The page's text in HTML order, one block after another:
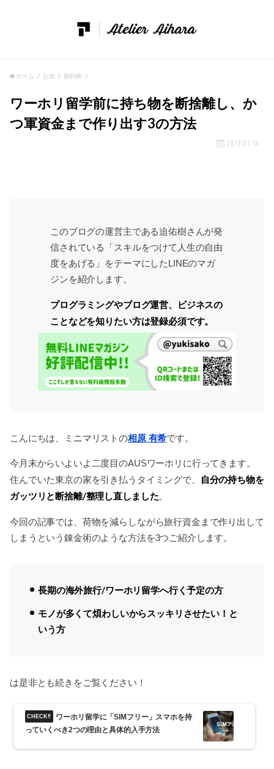
ホーム お金 節約術
ワーホリ留学前に持ち物を断捨離し、か
つ軍資金まで作り出す3の方法
2018.03.16
このブログの運営主である迫佑樹さんが発
信されている「スキルをつけて人生の自由
度をあげる」をテーマにしたLINEのマガ
ジンを紹介します。
プログラミングやブログ運営、ビジネスの
ことなどを知りたい方は登録必須です。
こんにちは、ミニマリストの相原 有希です。
今月末からいよいよ二度目のAUSワーホリに行ってきます。
住んでいた東京の家を引き払うタイミングで、
自分の持ち物を
ガッツリと断捨離/整理し直しました。
今回の記事では、荷物を減らしながら旅行資金まで作り出して
しまうという錬金術のような方法を3つご紹介します。
長期の海外旅行/ワーホリ留学へ行く予定の方
モノが多くて煩わしいからスッキリさせたい！と
いう方
は是非とも続きをご覧ください！
ワーホリ留学に「SIMフリー」スマホを持
っていくべき2つの理由と具体的入手方法